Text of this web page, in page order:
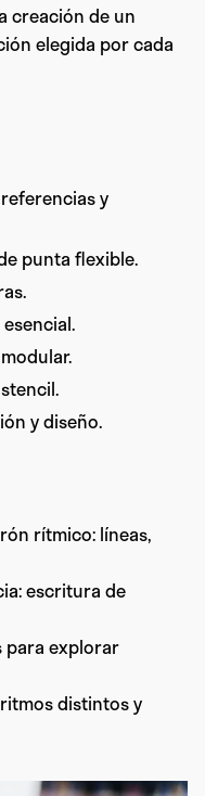
creación de un
elegida por cada
y
punta flexible.
y diseño.
rítmico: líneas,
escritura de
para explorar
distintos y